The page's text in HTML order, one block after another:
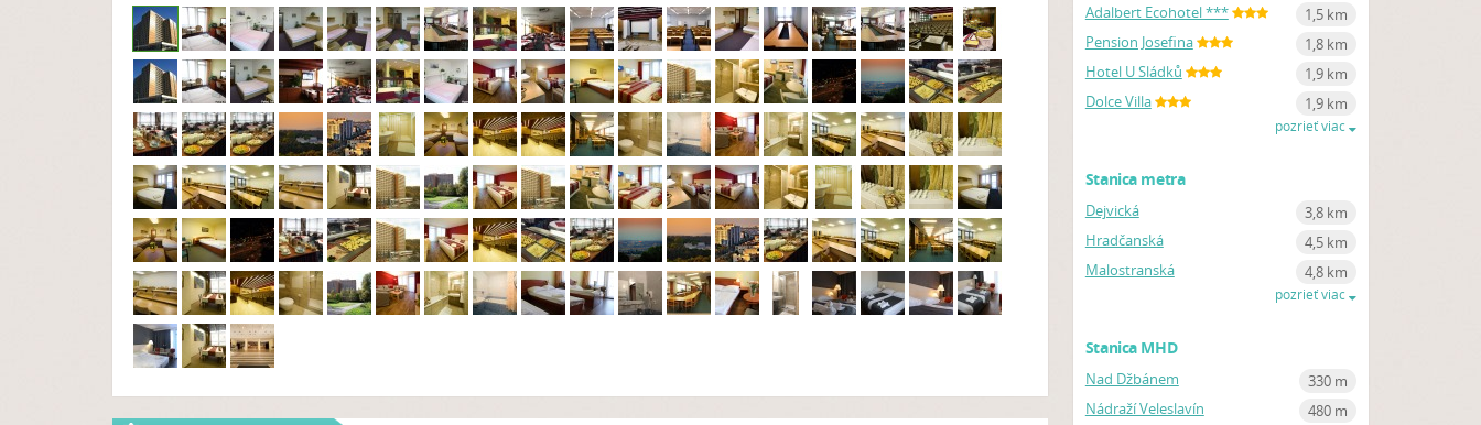
Adalbert Ecohotel ***
1,5 km
Pension Josefina
1,8 km
Hotel U Sládků
1,9 km
Dolce Villa
1,9 km
pozrieť viac
Stanica metra
Dejvická
3,8 km
Hradčanská
4,5 km
Malostranská
4,8 km
pozrieť viac
Stanica MHD
Nad Džbánem
330 m
Nádraží Veleslavín
480 m